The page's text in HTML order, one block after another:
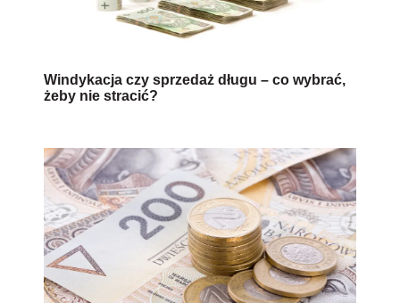
Windykacja czy sprzedaż długu – co wybrać,
żeby nie stracić?